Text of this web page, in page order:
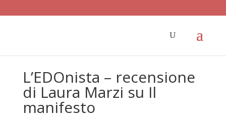
L’EDOnista – recensione
di Laura Marzi su Il
manifesto